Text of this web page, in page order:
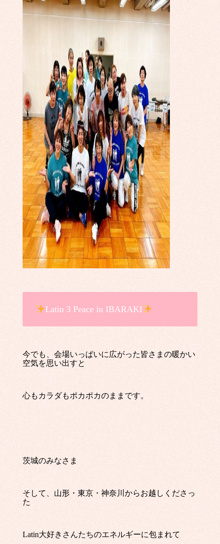
Latin 3 Peace in IBARAKI
今でも、会場いっぱいに広がった皆さまの暖かい
空気を思い出すと
心もカラダもポカポカのままです。
茨城のみなさま
そして、山形・東京・神奈川からお越しくださっ
た
Latin大好きさんたちのエネルギーに包まれて